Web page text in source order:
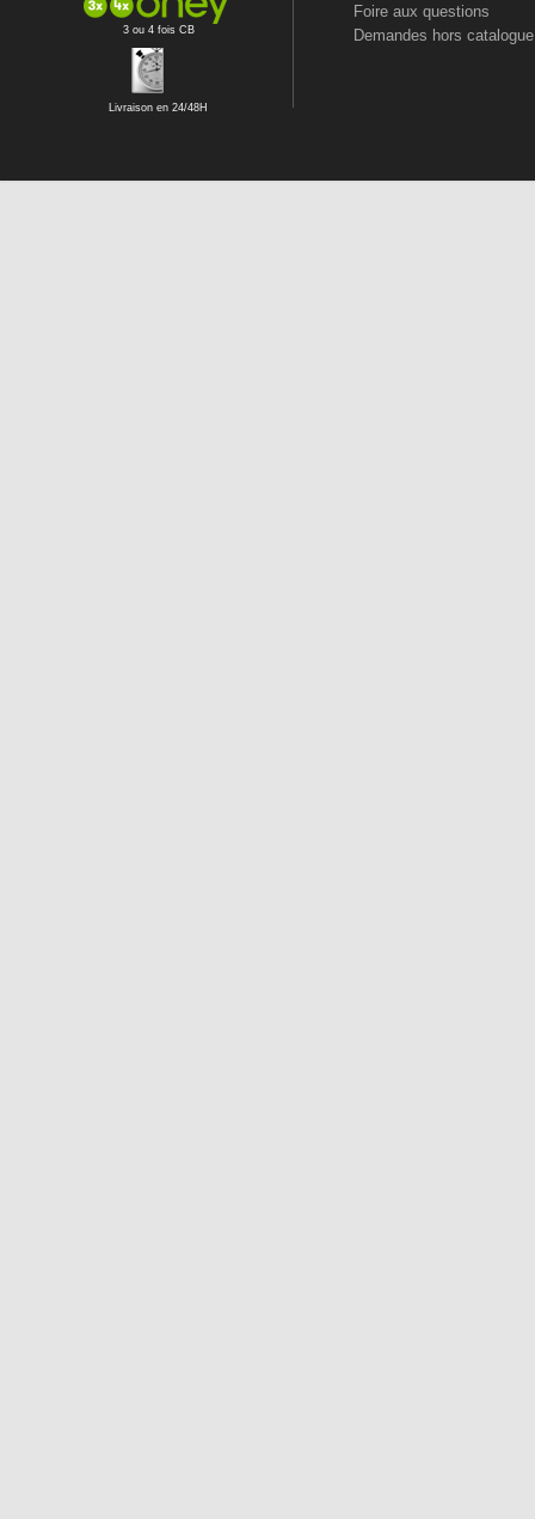
3 ou 4 fois CB
Livraison en 24/48H
Foire aux questions
Demandes hors catalogue